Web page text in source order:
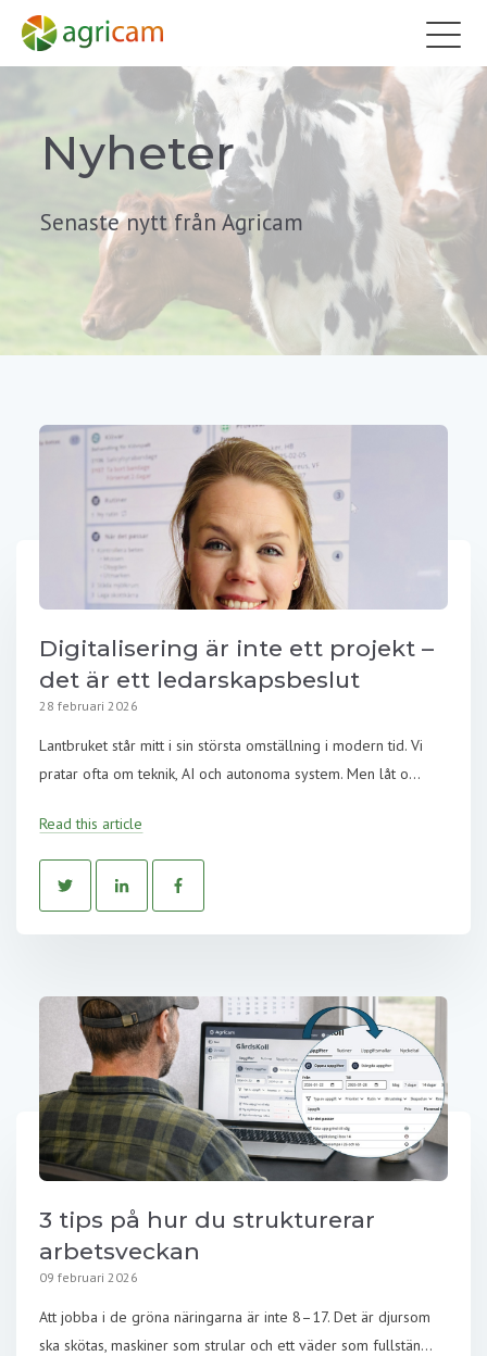
Nyheter
Senaste nytt från Agricam
Digitalisering är inte ett projekt –
det är ett ledarskapsbeslut
28 februari 2026
Lantbruket står mitt i sin största omställning i modern tid. Vi
pratar ofta om teknik, AI och autonoma system. Men låt o...
Read this article
3 tips på hur du strukturerar
arbetsveckan
09 februari 2026
Att jobba i de gröna näringarna är inte 8–17. Det är djursom
ska skötas, maskiner som strular och ett väder som fullstän...